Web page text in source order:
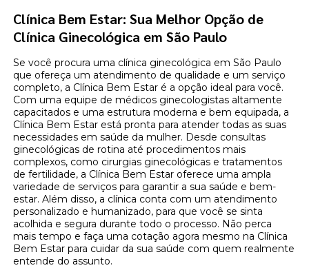
Clínica Bem Estar: Sua Melhor Opção de
Clínica Ginecológica em São Paulo
Se você procura uma clínica ginecológica em São Paulo
que ofereça um atendimento de qualidade e um serviço
completo, a Clínica Bem Estar é a opção ideal para você.
Com uma equipe de médicos ginecologistas altamente
capacitados e uma estrutura moderna e bem equipada, a
Clínica Bem Estar está pronta para atender todas as suas
necessidades em saúde da mulher. Desde consultas
ginecológicas de rotina até procedimentos mais
complexos, como cirurgias ginecológicas e tratamentos
de fertilidade, a Clínica Bem Estar oferece uma ampla
variedade de serviços para garantir a sua saúde e bem-
estar. Além disso, a clínica conta com um atendimento
personalizado e humanizado, para que você se sinta
acolhida e segura durante todo o processo. Não perca
mais tempo e faça uma cotação agora mesmo na Clínica
Bem Estar para cuidar da sua saúde com quem realmente
entende do assunto.